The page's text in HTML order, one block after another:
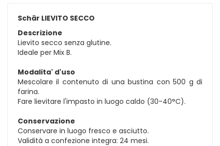
Schär LIEVITO SECCO
Descrizione
Lievito secco senza glutine.
Ideale per Mix B.
Modalita' d'uso
Mescolare il contenuto di una bustina con 500 g di
farina.
Fare lievitare l'impasto in luogo caldo (30-40°C).
Conservazione
Conservare in luogo fresco e asciutto.
Validità a confezione integra: 24 mesi.